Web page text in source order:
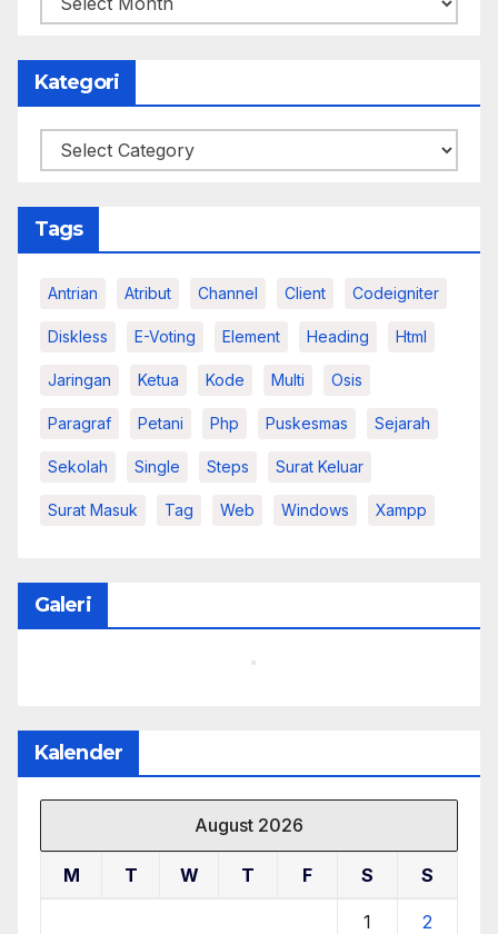
Kategori
Kategori
Tags
Antrian Atribut Channel Client Codeigniter
Diskless E-Voting Element Heading Html
Jaringan Ketua Kode Multi Osis
Paragraf Petani Php Puskesmas Sejarah
Sekolah Single Steps Surat Keluar
Surat Masuk Tag Web Windows Xampp
Galeri
Kalender
August 2026
M T W T F S S
1 2